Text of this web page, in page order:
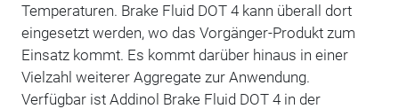
Temperaturen. Brake Fluid DOT 4 kann überall dort
eingesetzt werden, wo das Vorgänger-Produkt zum
Einsatz kommt. Es kommt darüber hinaus in einer
Vielzahl weiterer Aggregate zur Anwendung.
Verfügbar ist Addinol Brake Fluid DOT 4 in der